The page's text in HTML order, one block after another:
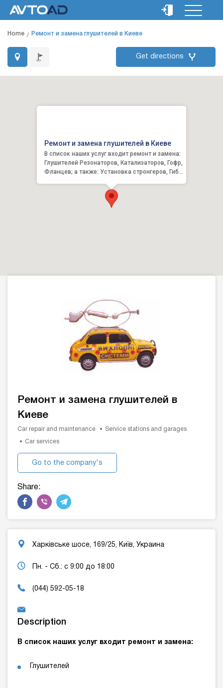
Home Ремонт и замена глушителей в Киеве
Get directions
Ремонт и замена глушителей в Киеве
В список наших услуг входит ремонт и замена:
Глушителей Резонаторов, Катализаторов, Гофр,
Фланцев; а также: Установка стронгеров, Гибка
Ремонт и замена глушителей в
Киеве
Car repair and maintenance Service stations and garages
Car services
Go to the company's
Share:
Харківське шосе, 169/25, Київ, Украина
Пн. - Сб.: с 9:00 до 18:00
(044) 592-05-18
Description
В список наших услуг входит ремонт и замена:
Глушителей